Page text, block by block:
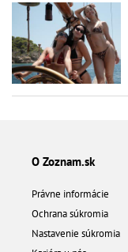
O Zoznam.sk
Právne informácie
Ochrana súkromia
Nastavenie súkromia